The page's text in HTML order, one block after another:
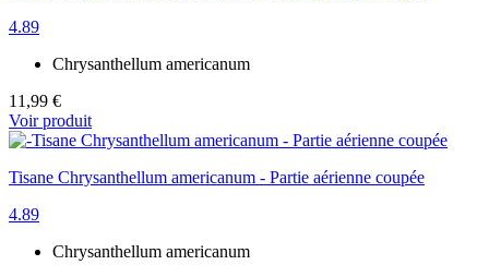
4.89
Chrysanthellum americanum
11,99 €
Voir produit
Tisane Chrysanthellum americanum - Partie aérienne coupée
4.89
Chrysanthellum americanum